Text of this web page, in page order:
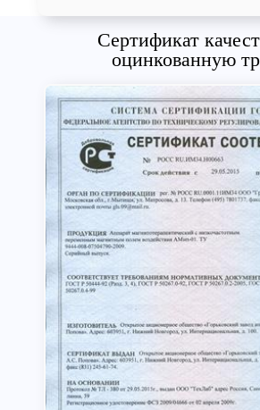
Сертификат
оцинкованную